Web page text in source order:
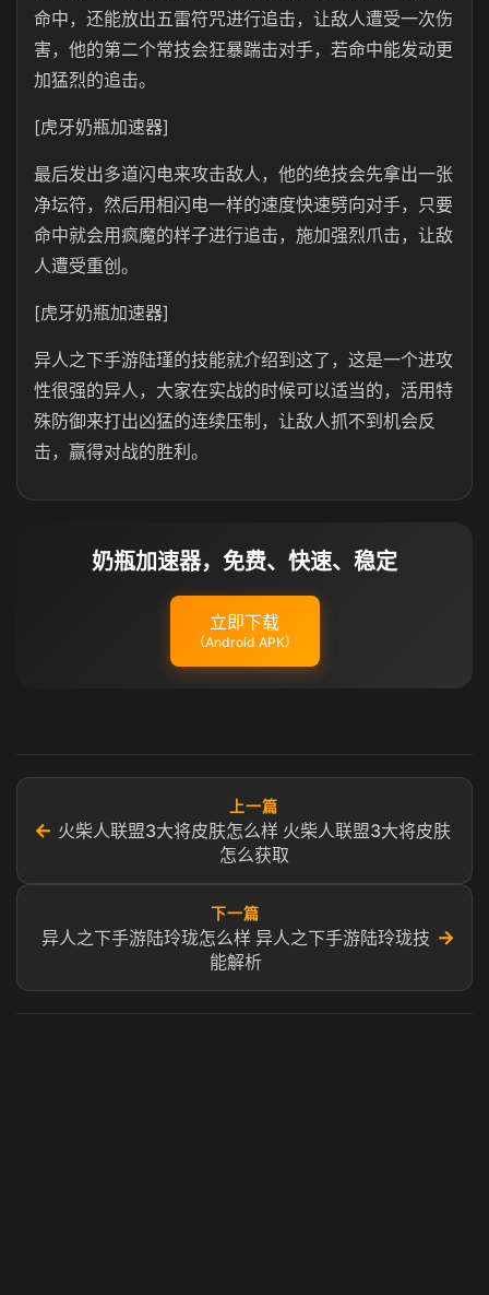
命中，还能放出五雷符咒进行追击，让敌人遭受一次伤
害，他的第二个常技会狂暴踹击对手，若命中能发动更
加猛烈的追击。
[虎牙奶瓶加速器]
最后发出多道闪电来攻击敌人，他的绝技会先拿出一张
净坛符，然后用相闪电一样的速度快速劈向对手，只要
命中就会用疯魔的样子进行追击，施加强烈爪击，让敌
人遭受重创。
[虎牙奶瓶加速器]
异人之下手游陆瑾的技能就介绍到这了，这是一个进攻
性很强的异人，大家在实战的时候可以适当的，活用特
殊防御来打出凶猛的连续压制，让敌人抓不到机会反
击，赢得对战的胜利。
奶瓶加速器，免费、快速、稳定
立即下载
（Android APK）
←
上一篇
火柴人联盟3大将皮肤怎么样 火柴人联盟3大将皮肤
怎么获取
下一篇
异人之下手游陆玲珑怎么样 异人之下手游陆玲珑技
能解析
→